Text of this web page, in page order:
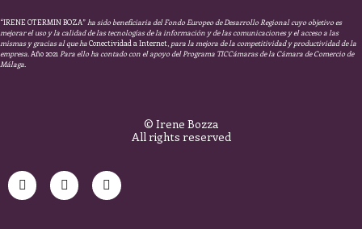
“IRENE OTERMIN BOZA”ha sido beneficiaria del Fondo Europeo de Desarrollo Regional cuyo objetivo es
mejorar el uso y la calidad de las tecnologías de la información y de las comunicaciones y el acceso a las
mismas y gracias al que haConectividad a Internet, para la mejora de la competitividad y productividad de la
empresa.Año 2021Para ello ha contado con el apoyo del Programa TICCámaras de la Cámara de Comercio de
Málaga.
© Irene Bozza
All rights reserved